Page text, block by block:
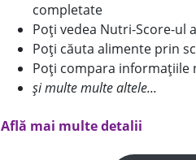
completate
Poți vedea Nutri-Score-ul
Poți căuta alimente prin
Poți compara
și multe multe altele...
Află mai multe detalii